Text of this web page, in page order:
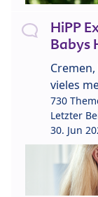
HiPP
Babys
vieles
730
Letzter
30. Jun